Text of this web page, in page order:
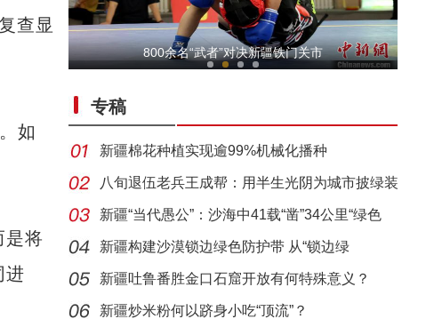
查显
如
将
进
【与你为邻】哈萨克斯坦雪地排球小将：新疆
800余名“武者”对决新疆铁门关市
专稿
新疆棉花种植实现逾99%机械化播种
八旬退伍老兵王成帮：用半生光阴为城市披绿装
新疆“当代愚公”：沙海中41载“凿”34公里“绿色
新疆构建沙漠锁边绿色防护带 从“锁边绿
化”到“产
新疆吐鲁番胜金口石窟开放有何特殊意义？
新疆炒米粉何以跻身小吃“顶流”？